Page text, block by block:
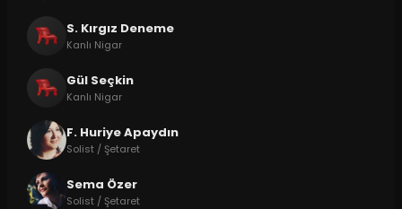
S. Kırgız Deneme
Kanlı Nigar
Gül Seçkin
Kanlı Nigar
F. Huriye Apaydın
Solist / Şetaret
Sema Özer
Solist / Şetaret